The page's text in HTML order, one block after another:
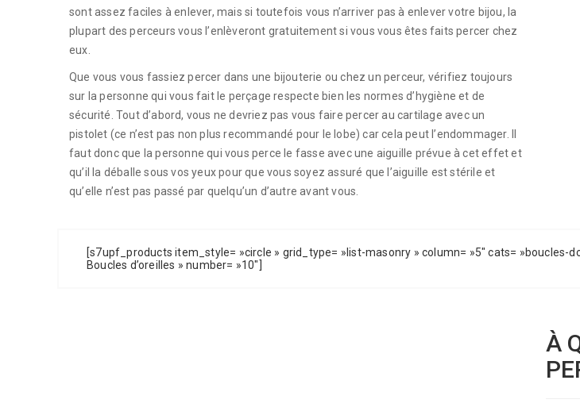
sont assez faciles à enlever, mais si toutefois vous n’arriver pas à enlever votre bijou, la
plupart des perceurs vous l’enlèveront gratuitement si vous vous êtes faits percer chez
eux.
Que vous vous fassiez percer dans une bijouterie ou chez un perceur, vérifiez toujours
sur la personne qui vous fait le perçage respecte bien les normes d’hygiène et de
sécurité. Tout d’abord, vous ne devriez pas vous faire percer au cartilage avec un
pistolet (ce n’est pas non plus recommandé pour le lobe) car cela peut l’endommager. Il
faut donc que la personne qui vous perce le fasse avec une aiguille prévue à cet effet et
qu’il la déballe sous vos yeux pour que vous soyez assuré que l’aiguille est stérile et
qu’elle n’est pas passé par quelqu’un d’autre avant vous.
[s7upf_products item_style= »circle » grid_type= »list-masonry » column= »5″ cats=
Boucles d’oreilles » number= »10″]
À